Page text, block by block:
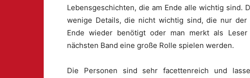
Lebensgeschichten, die am Ende alle wichtig sind.
wenige Details, die nicht wichtig sind, die nur der
Ende wieder benötigt oder man merkt als
nächsten Band eine große Rolle spielen werden.
Die Personen sind sehr facettenreich und